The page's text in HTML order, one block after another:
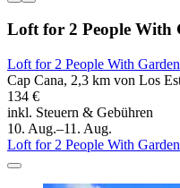
Loft for 2 People With
Loft for 2 People With
Cap Cana, 2,3 km von Los
134 €
inkl. Steuern & Gebühren
10. Aug.–11. Aug.
Loft for 2 People With